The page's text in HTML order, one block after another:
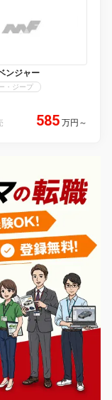
ンジャー
・ジープ
585 万円 ～